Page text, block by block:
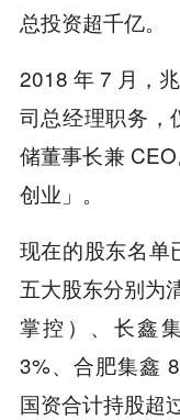
总投资超千亿。
2018 年 7 月，
司总经理职务，
储董事长兼
创业」。
现在的股东名单
五大股东分别为
掌控）、长鑫
3%、合肥集鑫
国资合计持股超